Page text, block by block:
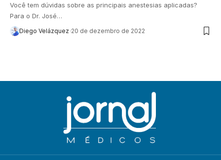
Você tem dúvidas sobre as principais anestesias aplicadas?
Para o Dr. José…
Diego Velázquez 20 de dezembro de 2022